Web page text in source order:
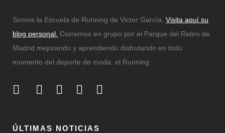
Somos la Escuela de Running de Victor García. Visita aquí su
blog personal. Corremos en grupo por el Parque del Retiro de
Madrid mejorando y aprendiendo disfrutando en todo
momento del deporte de moda: el Running.
ÚLTIMAS NOTICIAS